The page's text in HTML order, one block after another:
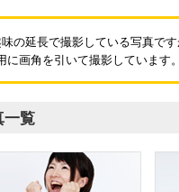
の延長で撮影している写真で
に画角を引いて撮影しています
覧